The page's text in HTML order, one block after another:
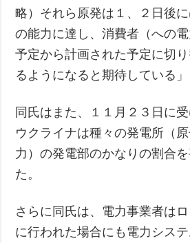
略）それら原発は１、２日後
の能力に達し、消費者（への
予定から計画された予定に切
るようになると期待している」
同氏はまた、１１月２３日に受
ウクライナは種々の発電所（
力）の発電部のかなりの割合
た。
さらに同氏は、電力事業者は
に行われた場合にも電力シス